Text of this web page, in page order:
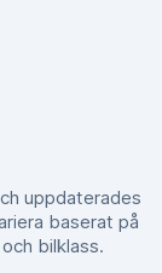
uppdaterades
baserat på
bilklass.